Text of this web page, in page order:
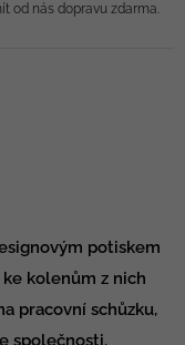
od nás dopravu zdarma.
potiskem
kolenům z nich
pracovní schůzku,
společnosti.